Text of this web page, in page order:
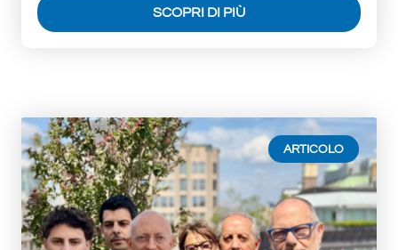
SCOPRI DI PIÙ
ARTICOLO